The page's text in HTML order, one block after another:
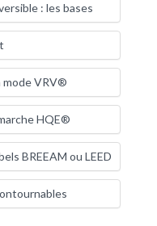
: les bases
mode VRV®
HQE®
BREEAM ou LEED